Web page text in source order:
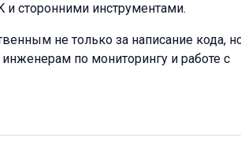
сторонними инструментами.
не только за написание кода,
по мониторингу и работе с